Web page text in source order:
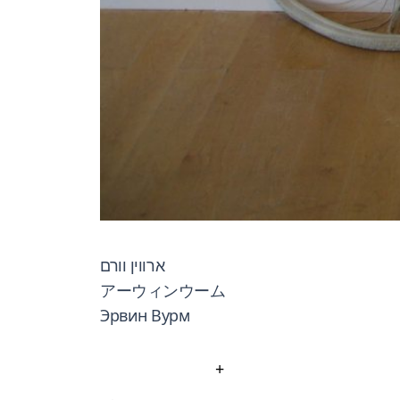
ארווין וורם
アーウィンウーム
Эрвин Вурм
+